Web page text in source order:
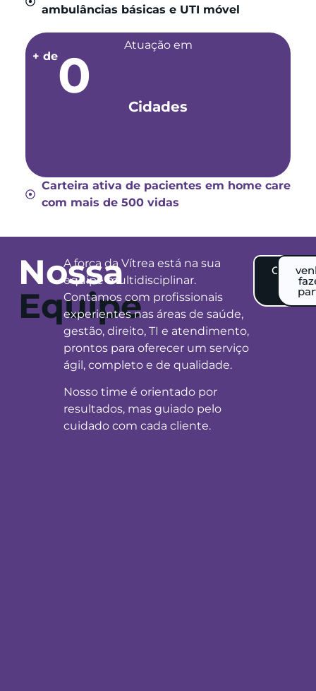
ambulâncias básicas e UTI móvel
Atuação em
+ de0
Cidades
Carteira ativa de pacientes em home care
com mais de 500 vidas
Nossa
Equipe
A força da Vítrea está na sua
equipe multidisciplinar.
Contamos com profissionais
experientes nas áreas de saúde,
gestão, direito, TI e atendimento,
prontos para oferecer um serviço
ágil, completo e de qualidade.
Nosso time é orientado por
resultados, mas guiado pelo
cuidado com cada cliente.
nosso
time